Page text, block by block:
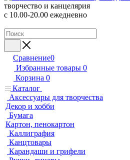
творчество и канцелярия
с 10.00-20.00 ежедневно
Сравнение0
Избранные товары 0
Корзина 0
Каталог
Аксессуары для творчества
Декор и хобби
Бумага
Картон, пенокартон
Каллиграфия
Канцтовары
Карандаши и грифели